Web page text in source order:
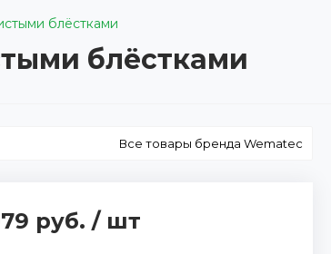
блёстками
блёстками
Все товары бренда Wematec
руб. / шт